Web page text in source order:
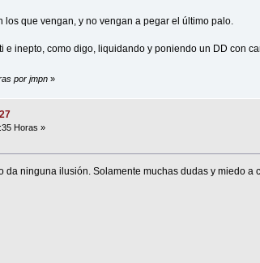
los que vengan, y no vengan a pegar el último palo.
e inepto, como digo, liquidando y poniendo un DD con
por jmpn»
Horas »
da ninguna ilusión. Solamente muchas dudas y miedo a